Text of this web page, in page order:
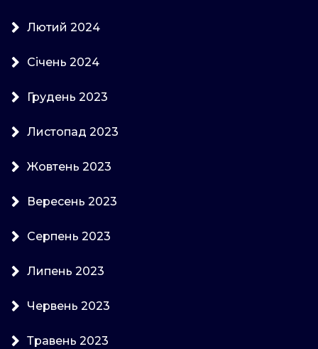
Лютий 2024
Січень 2024
Грудень 2023
Листопад 2023
Жовтень 2023
Вересень 2023
Серпень 2023
Липень 2023
Червень 2023
Травень 2023